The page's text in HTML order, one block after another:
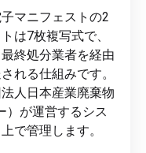
マニフェストの2
は7枚複写式で、
終処分業者を経由
れる仕組みです。
人日本産業廃棄物
）が運営するシス
で管理します。